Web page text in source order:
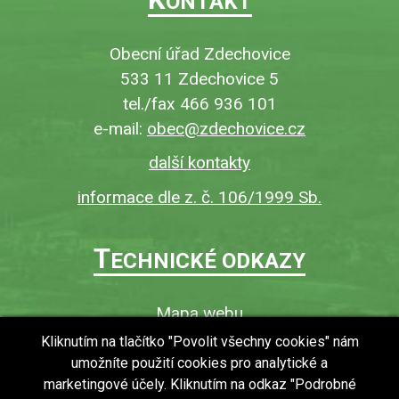
Obecní úřad Zdechovice
533 11 Zdechovice 5
tel./fax 466 936 101
e-mail: obec@zdechovice.cz
další kontakty
informace dle z. č. 106/1999 Sb.
TECHNICKÉ ODKAZY
Mapa webu
O webu
Povinně zveřejňované informace
Kliknutím na tlačítko "Povolit všechny cookies" nám
umožníte použití cookies pro analytické a
marketingové účely. Kliknutím na odkaz "Podrobné